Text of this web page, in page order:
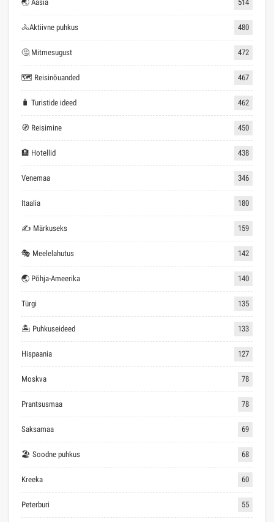
🌏 Aasia 514
🚴Aktiivne puhkus 480
🤔 Mitmesugust 472
🗺 Reisinõuanded 467
🧳 Turistide ideed 462
🧭 Reisimine 450
🏨 Hotellid 438
Venemaa 346
Itaalia 180
✍ Märkuseks 159
🎭 Meelelahutus 142
🌏 Põhja-Ameerika 140
Türgi 135
🏝 Puhkuseideed 133
Hispaania 127
Moskva 78
Prantsusmaa 78
Saksamaa 69
🏖 Soodne puhkus 68
Kreeka 60
Peterburi 55